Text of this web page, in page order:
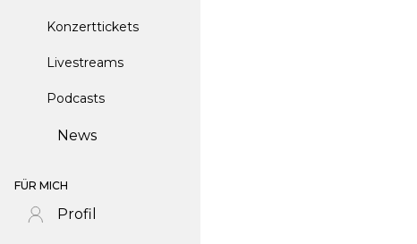
Konzerttickets
Livestreams
Podcasts
News
FÜR MICH
Profil